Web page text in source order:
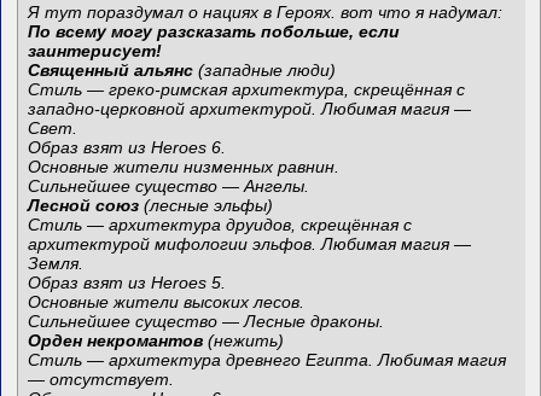
Я тут пораздумал о нациях в Героях. вот что я надумал:
По всему могу разсказать побольше, если
заинтерисует!
Священный альянс (западные люди)
Стиль — греко-римская архитектура, скрещённая с
западно-церковной архитектурой. Любимая магия —
Свет.
Образ взят из Heroes 6.
Основные жители низменных равнин.
Сильнейшее существо — Ангелы.
Лесной союз (лесные эльфы)
Стиль — архитектура друидов, скрещённая с
архитектурой мифологии эльфов. Любимая магия —
Земля.
Образ взят из Heroes 5.
Основные жители высоких лесов.
Сильнейшее существо — Лесные драконы.
Орден некромантов (нежить)
Стиль — архитектура древнего Египта. Любимая магия
— отсутствует.